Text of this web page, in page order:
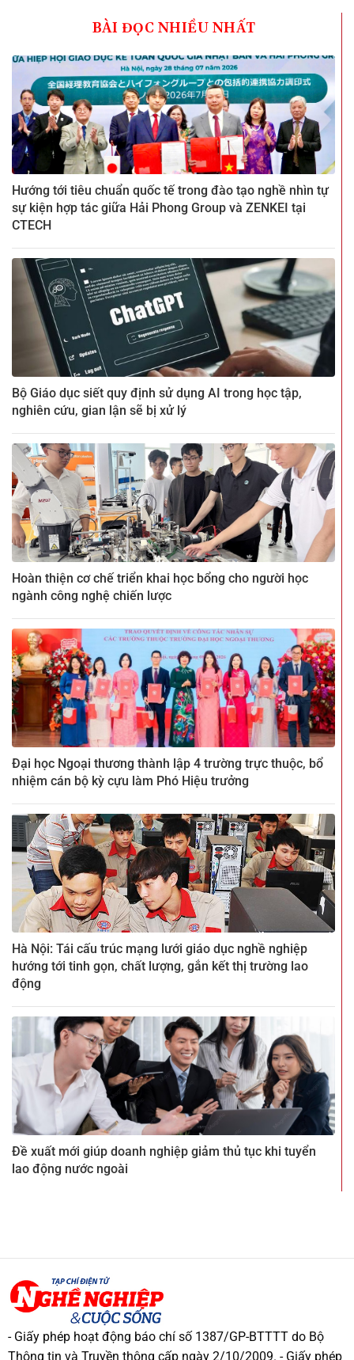
BÀI ĐỌC NHIỀU NHẤT
Hướng tới tiêu chuẩn quốc tế trong đào tạo nghề nhìn tự
sự kiện hợp tác giữa Hải Phong Group và ZENKEI tại
CTECH
Bộ Giáo dục siết quy định sử dụng AI trong học tập,
nghiên cứu, gian lận sẽ bị xử lý
Hoàn thiện cơ chế triển khai học bổng cho người học
ngành công nghệ chiến lược
Đại học Ngoại thương thành lập 4 trường trực thuộc, bổ
nhiệm cán bộ kỳ cựu làm Phó Hiệu trưởng
Hà Nội: Tái cấu trúc mạng lưới giáo dục nghề nghiệp
hướng tới tinh gọn, chất lượng, gắn kết thị trường lao
động
Đề xuất mới giúp doanh nghiệp giảm thủ tục khi tuyển
lao động nước ngoài
- Giấy phép hoạt động báo chí số 1387/GP-BTTTT do Bộ
Thông tin và Truyền thông cấp ngày 2/10/2009. - Giấy phép